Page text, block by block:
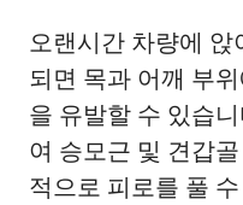
오랜시간 차량에 앉
되면 목과 어깨 부
을 유발할 수 있습
여 승모근 및 견갑
적으로 피로를 풀